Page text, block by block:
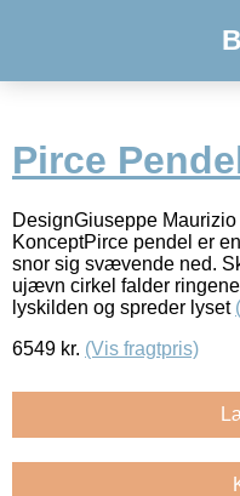
Pirce
DesignGiuseppe
KonceptPirce pendel er
snor sig svævende ned.
ujævn cirkel falder
lyskilden og spreder lyset
6549 kr. (Vis fragtpris)